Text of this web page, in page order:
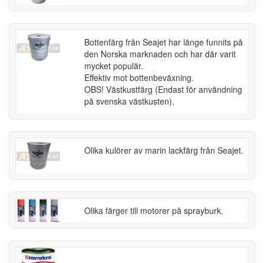
Bottenfärg från Seajet har länge funnits på
den Norska marknaden och har där varit
mycket populär.
Effektiv mot bottenbeväxning.
OBS! Västkustfärg (Endast för användning
på svenska västkusten).
Olika kulörer av marin lackfärg från Seajet.
Olika färger till motorer på sprayburk.